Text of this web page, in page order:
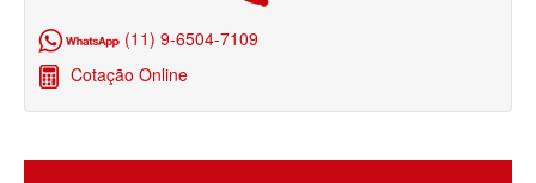
MEDICAL HEALTH PLANO DE SAÚDE INFANTIL
MED TOUR PLANO DE SAÚDE INFANTIL
(11) 9-6504-7109
Cotação Online